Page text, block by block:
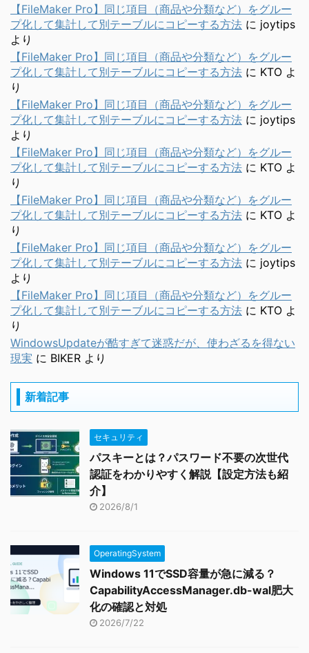
【FileMaker Pro】同じ項目（商品や分類など）をグルー
プ化して集計して別テーブルにコピーする方法 に joytips
より
【FileMaker Pro】同じ項目（商品や分類など）をグルー
プ化して集計して別テーブルにコピーする方法 に KTO よ
り
【FileMaker Pro】同じ項目（商品や分類など）をグルー
プ化して集計して別テーブルにコピーする方法 に joytips
より
【FileMaker Pro】同じ項目（商品や分類など）をグルー
プ化して集計して別テーブルにコピーする方法 に KTO よ
り
【FileMaker Pro】同じ項目（商品や分類など）をグルー
プ化して集計して別テーブルにコピーする方法 に KTO よ
り
【FileMaker Pro】同じ項目（商品や分類など）をグルー
プ化して集計して別テーブルにコピーする方法 に joytips
より
【FileMaker Pro】同じ項目（商品や分類など）をグルー
プ化して集計して別テーブルにコピーする方法 に KTO よ
り
WindowsUpdateが酷すぎて迷惑だが、使わざるを得ない
現実 に BIKER より
新着記事
セキュリティ
パスキーとは？パスワード不要の次世代
認証をわかりやすく解説【設定方法も紹
介】
2026/8/1
OperatingSystem
Windows 11でSSD容量が急に減る？
CapabilityAccessManager.db-wal肥大
化の確認と対処
2026/7/22